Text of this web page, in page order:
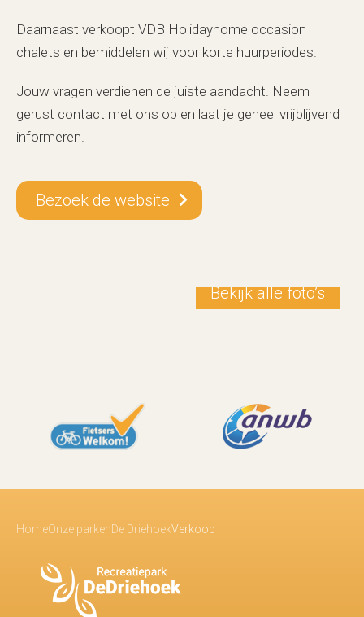
Daarnaast verkoopt VDB Holidayhome occasion
chalets en bemiddelen wij voor korte huurperiodes.
Jouw vragen verdienen de juiste aandacht. Neem
gerust contact met ons op en laat je geheel vrijblijvend
informeren.
Bezoek de website
Bekijk alle foto’s
HomeOnze parkenDe DriehoekVerkoop